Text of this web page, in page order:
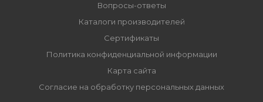
Вопросы-ответы
Каталоги производителей
Сертификаты
Политика конфиденциальной информации
Карта сайта
Согласие на обработку персональных данных